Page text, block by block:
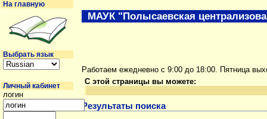
Работаем ежедневно с 9:00 до 18:00. Пятница
С этой страницы вы можете:
Результаты поиска
МАУК "Полысаевская
На главную
Выбрать язык
Личный кабинет
логин